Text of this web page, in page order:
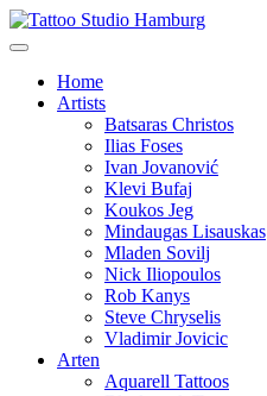
Home
Artists
Batsaras Christos
Ilias Foses
Ivan Jovanović
Klevi Bufaj
Koukos Jeg
Mindaugas Lisauskas
Mladen Sovilj
Nick Iliopoulos
Rob Kanys
Steve Chryselis
Vladimir Jovicic
Arten
Aquarell Tattoos